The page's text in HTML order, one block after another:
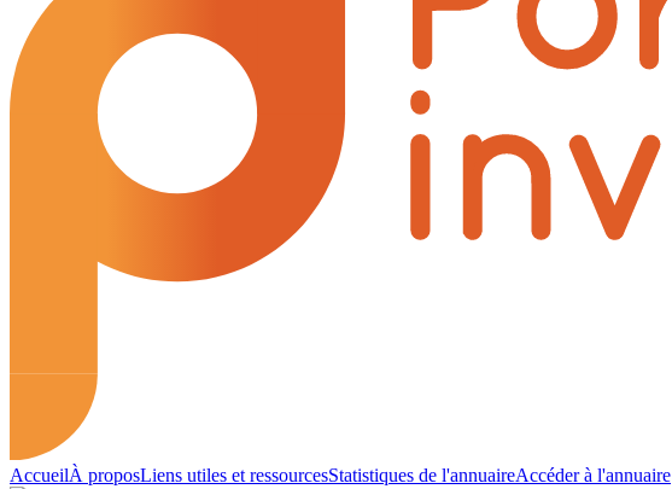
AccueilÀ proposLiens utiles et ressourcesStatistiques de l'annuaireAccéder à l'annuaire